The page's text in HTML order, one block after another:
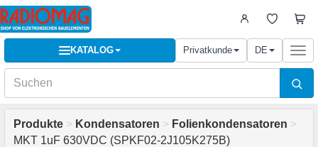
KATALOG Privatkunde DE
Produkte > Kondensatoren > Folienkondensatoren >
MKT 1uF 630VDC (SPKF02-2J105K275B)